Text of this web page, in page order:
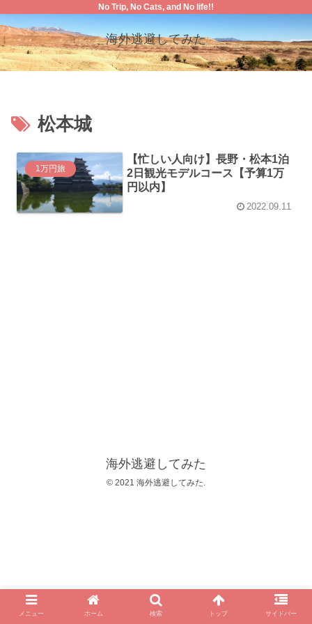
No Trip, No Cats, and No life!!
海外逃避してみた
松本城
1万円旅
【忙しい人向け】長野・松本1泊
2日観光モデルコース【予算1万
円以内】
2022.09.11
海外逃避してみた
© 2021 海外逃避してみた.
メニュー ホーム 検索 トップ サイドバー